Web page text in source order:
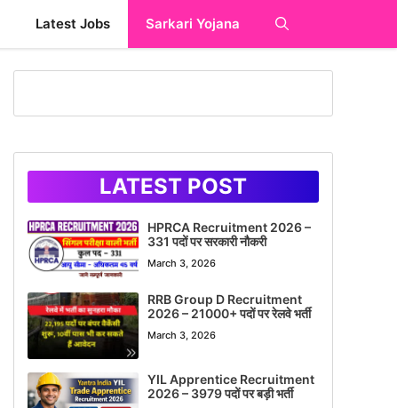
Latest Jobs Sarkari Yojana
LATEST POST
HPRCA Recruitment 2026 –
331 पदों पर सरकारी नौकरी
March 3, 2026
RRB Group D Recruitment
2026 – 21000+ पदों पर रेलवे भर्ती
March 3, 2026
YIL Apprentice Recruitment
2026 – 3979 पदों पर बड़ी भर्ती